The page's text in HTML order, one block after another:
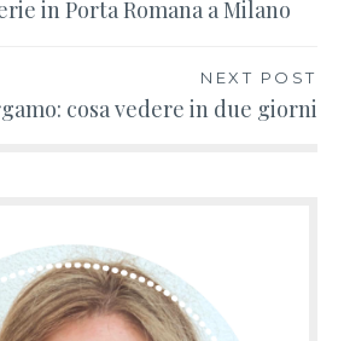
in Porta Romana a Milano
NEXT POST
cosa vedere in due giorni